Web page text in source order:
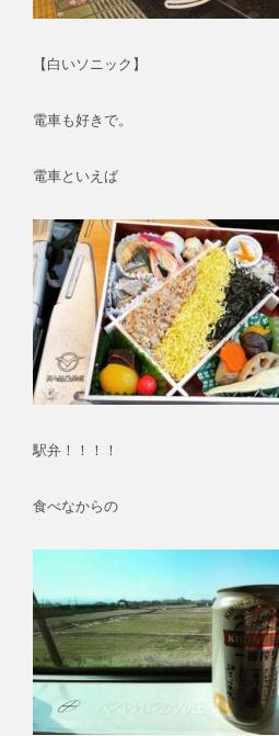
【白いソニック】
電車も好きで。
電車といえば
駅弁！！！！
食べなからの